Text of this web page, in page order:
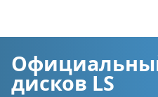
дисков LS